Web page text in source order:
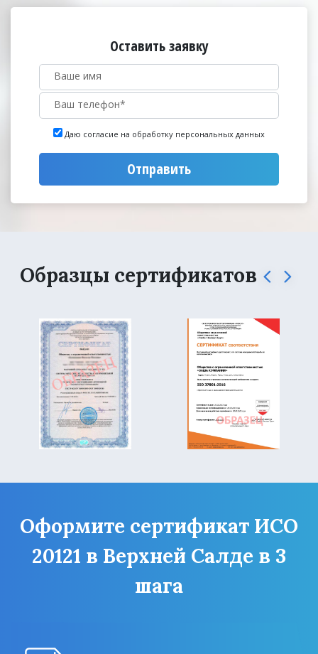
Оставить заявку
Даю согласие на обработку персональных данных
Отправить
Образцы сертификатов
Оформите сертификат ИСО
20121 в Верхней Салде в 3
шага